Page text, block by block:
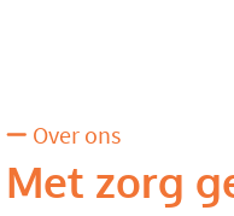
Over ons
Met zorg